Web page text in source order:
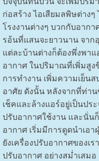
ก่อสร้าง ไอเสียมลพิษต่างๆ
โรงงานต่างๆ บวกกับอาก
รอ้นที่แสนจะยาวนาน จา
แต่ละบ้านต่างก็ต้องพึ่งพาแ
อากาศ ในปริมาณที่เพิ่มสูง
การทำงาน เพิ่มความเย็น
อาศัย ดังนั้น หลังจากที่ท่า
เช็คและล้างแอร์อยู่เป็นประ
ปรับอากาศใช้งาน และนั่น
อากาศ เริ่มมีการดูดนำเอา
ยังเครื่องปรับอากาศของเ
ปรับอากาศ อย่างสม่ำเสมอ